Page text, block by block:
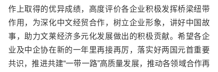
作上取得的优异成绩，高度评价各企业积极发挥桥梁纽带
作用，为深化中文经贸合作，树立企业形象，讲好中国故
事，助力文莱经济多元化发展做出的积极贡献。希望各企
业及中企协在新的一年里再接再厉，落实好两国元首重要
共识，推进共建“一带一路”高质量发展，推动各领域合作再